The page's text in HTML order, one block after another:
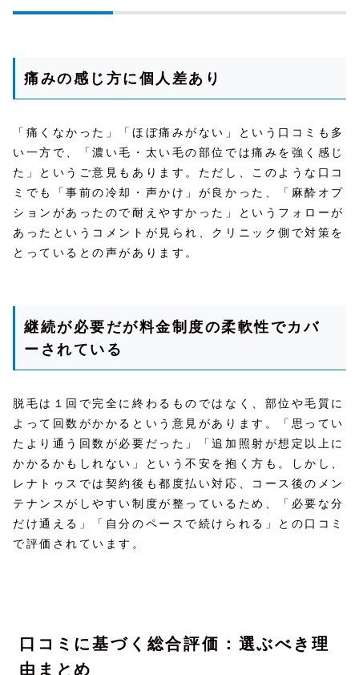
痛みの感じ方に個人差あり
「痛くなかった」「ほぼ痛みがない」という口コミも多
い一方で、「濃い毛・太い毛の部位では痛みを強く感じ
た」というご意見もあります。ただし、このような口コ
ミでも「事前の冷却・声かけ」が良かった、「麻酔オプ
ションがあったので耐えやすかった」というフォローが
あったというコメントが見られ、クリニック側で対策を
とっているとの声があります。
継続が必要だが料金制度の柔軟性でカバ
ーされている
脱毛は１回で完全に終わるものではなく、部位や毛質に
よって回数がかかるという意見があります。「思ってい
たより通う回数が必要だった」「追加照射が想定以上に
かかるかもしれない」という不安を抱く方も。しかし、
レナトゥスでは契約後も都度払い対応、コース後のメン
テナンスがしやすい制度が整っているため、「必要な分
だけ通える」「自分のペースで続けられる」との口コミ
で評価されています。
口コミに基づく総合評価：選ぶべき理
由まとめ